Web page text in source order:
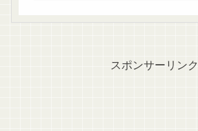
スポンサーリンク